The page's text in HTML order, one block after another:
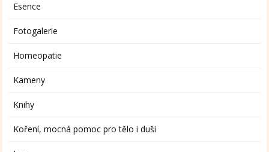
Esence
Fotogalerie
Homeopatie
Kameny
Knihy
Koření, mocná pomoc pro tělo i duši